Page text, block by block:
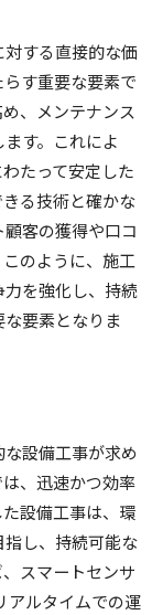
する直接的な価
す重要な要素で
、メンテナンス
す。これによ
たって安定した
る技術と確かな
客の獲得や口コ
のように、施工
を強化し、持続
要素となりま
設備工事が求め
、迅速かつ効率
設備工事は、環
し、持続可能な
スマートセンサ
アルタイムでの運